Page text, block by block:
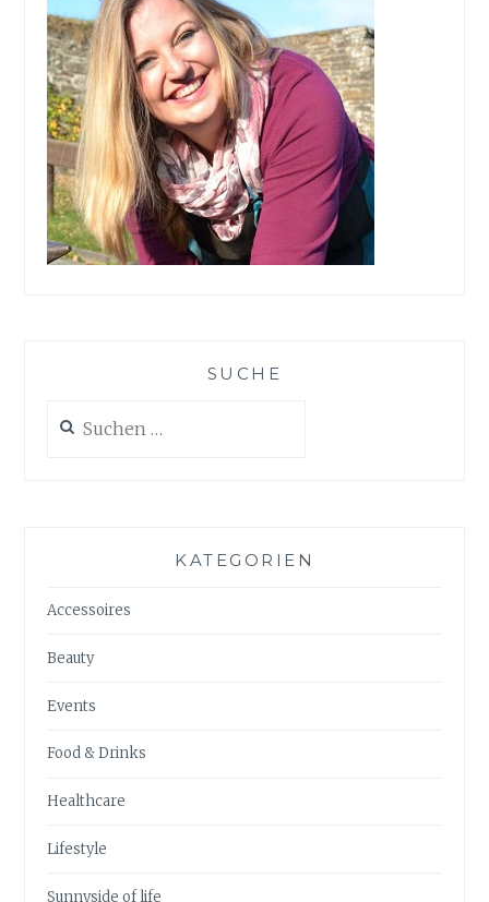
SUCHE
nach:
KATEGORIEN
Accessoires
Beauty
Events
Food & Drinks
Healthcare
Lifestyle
Sunnyside of life